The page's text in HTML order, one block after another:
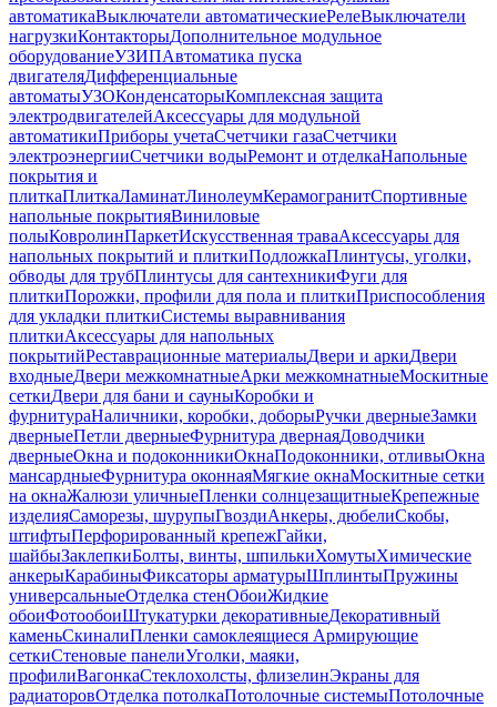
автоматикаВыключатели автоматическиеРелеВыключатели
нагрузкиКонтакторыДополнительное модульное
оборудованиеУЗИПАвтоматика пуска
двигателяДифференциальные
автоматыУЗОКонденсаторыКомплексная защита
электродвигателейАксессуары для модульной
автоматикиПриборы учетаСчетчики газаСчетчики
электроэнергииСчетчики водыРемонт и отделкаНапольные
покрытия и
плиткаПлиткаЛаминатЛинолеумКерамогранитСпортивные
напольные покрытияВиниловые
полыКовролинПаркетИскусственная траваАксессуары для
напольных покрытий и плиткиПодложкаПлинтусы, уголки,
обводы для трубПлинтусы для сантехникиФуги для
плиткиПорожки, профили для пола и плиткиПриспособления
для укладки плиткиСистемы выравнивания
плиткиАксессуары для напольных
покрытийРеставрационные материалыДвери и аркиДвери
входныеДвери межкомнатныеАрки межкомнатныеМоскитные
сеткиДвери для бани и сауныКоробки и
фурнитураНаличники, коробки, доборыРучки дверныеЗамки
дверныеПетли дверныеФурнитура двернаяДоводчики
дверныеОкна и подоконникиОкнаПодоконники, отливыОкна
мансардныеФурнитура оконнаяМягкие окнаМоскитные сетки
на окнаЖалюзи уличныеПленки солнцезащитныеКрепежные
изделияСаморезы, шурупыГвоздиАнкеры, дюбелиСкобы,
штифтыПерфорированный крепежГайки,
шайбыЗаклепкиБолты, винты, шпилькиХомутыХимические
анкерыКарабиныФиксаторы арматурыШплинтыПружины
универсальныеОтделка стенОбоиЖидкие
обоиФотообоиШтукатурки декоративныеДекоративный
каменьСкиналиПленки самоклеящиеся Армирующие
сеткиСтеновые панелиУголки, маяки,
профилиВагонкаСтеклохолсты, флизелинЭкраны для
радиаторовОтделка потолкаПотолочные системыПотолочные